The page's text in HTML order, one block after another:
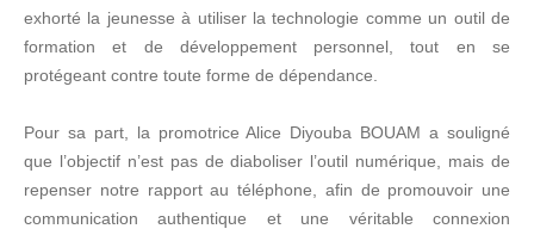
exhorté la jeunesse à utiliser la technologie comme un outil de
formation et de développement personnel, tout en se
protégeant contre toute forme de dépendance.
Pour sa part, la promotrice Alice Diyouba BOUAM a souligné
que l’objectif n’est pas de diaboliser l’outil numérique, mais de
repenser notre rapport au téléphone, afin de promouvoir une
communication authentique et une véritable connexion